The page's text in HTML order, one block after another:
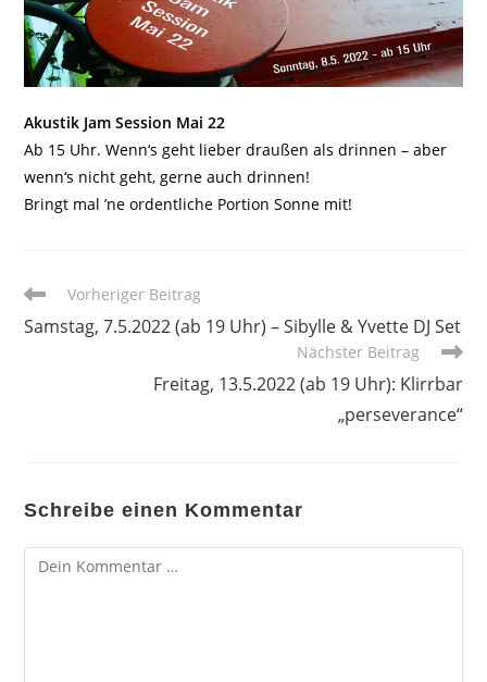
Akustik Jam Session Mai 22
Ab 15 Uhr. Wenn‘s geht lieber draußen als drinnen – aber
wenn‘s nicht geht, gerne auch drinnen!
Bringt mal ’ne ordentliche Portion Sonne mit!
Weitere
ansehen
Vorheriger Beitrag
Samstag, 7.5.2022 (ab 19 Uhr) – Sibylle & Yvette DJ Set
Nächster Beitrag
Freitag, 13.5.2022 (ab 19 Uhr): Klirrbar
„perseverance“
Schreibe einen Kommentar
Kommentar